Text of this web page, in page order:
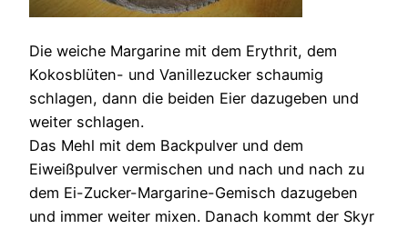
Die weiche Margarine mit dem Erythrit, dem
Kokosblüten- und Vanillezucker schaumig
schlagen, dann die beiden Eier dazugeben und
weiter schlagen.
Das Mehl mit dem Backpulver und dem
Eiweißpulver vermischen und nach und nach zu
dem Ei-Zucker-Margarine-Gemisch dazugeben
und immer weiter mixen. Danach kommt der Skyr